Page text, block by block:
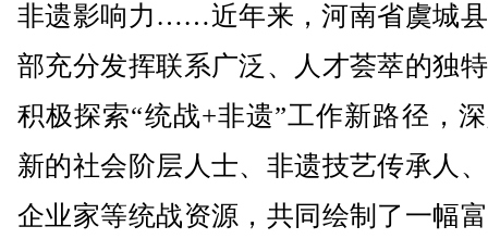
非遗影响力……近年来，河南省虞城
部充分发挥联系广泛、人才荟萃的独
积极探索“统战+非遗”工作新路径，
新的社会阶层人士、非遗技艺传承人
企业家等统战资源，共同绘制了一幅